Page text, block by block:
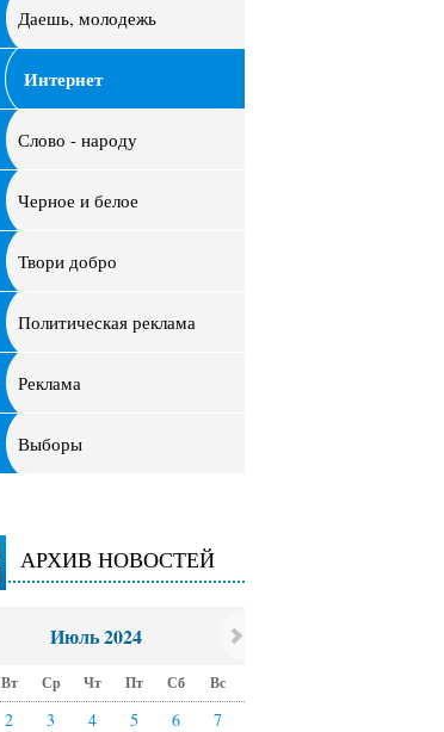
Даешь, молодежь
Интернет
Слово - народу
Черное и белое
Твори добро
Политическая реклама
Реклама
Выборы
АРХИВ НОВОСТЕЙ
Июль 2024
Вт Ср Чт Пт Сб Вс
2 3 4 5 6
7